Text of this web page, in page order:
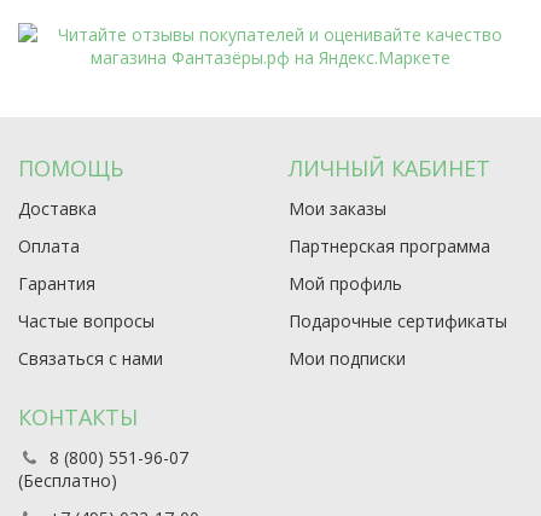
ПОМОЩЬ
Доставка
Оплата
Гарантия
Частые вопросы
Связаться с нами
ЛИЧНЫЙ КАБИНЕТ
Мои заказы
Партнерская программа
Мой профиль
Подарочные сертификаты
Мои подписки
КОНТАКТЫ
8 (800) 551-96-07
(Бесплатно)